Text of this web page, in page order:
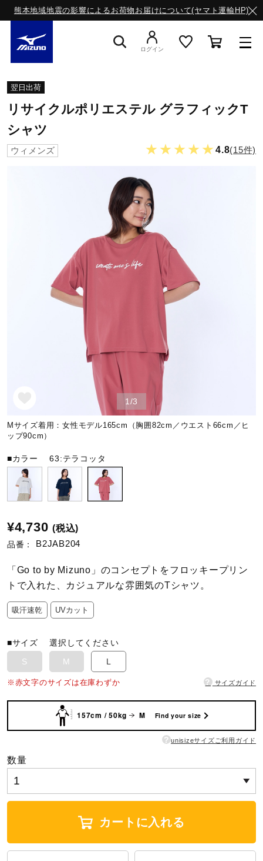
熊本地域地震の影響によるお荷物お届けについて(ヤマト運輸HP)
サッカー／フットサル
トレーニング
野球
バレーボール
テニス／ソフトテニス
ソフトボール
柔道
ウィンタースポーツ
ワーキング
ライフスタイルグッズ
ログイン
翌日出荷
リサイクルポリエステル グラフィックT
シャツ
ウィメンズ ★★★★★4.8(15件)
1/3
Mサイズ着用：女性モデル165cm（胸囲82cm／ウエスト66cm／ヒ
ップ90cm）
■カラー63:テラコッタ
¥4,730 (税込)
品番： B2JAB204
「Go to by Mizuno」のコンセプトをフロッキープリン
トで入れた、カジュアルな雰囲気のTシャツ。
吸汗速乾 UVカット
■サイズ選択してください
S
M L
※赤文字のサイズは在庫わずか ? サイズガイド
157cm / 50kg M Find your size
? unisizeサイズご利用ガイド
数量
カートに入れる